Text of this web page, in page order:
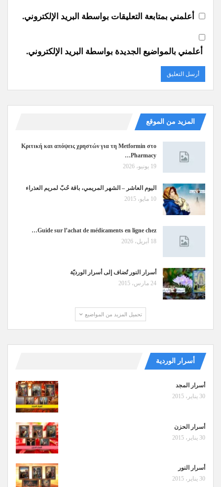
أعلمني بمتابعة التعليقات بواسطة البريد الإلكتروني.
أعلمني بالمواضيع الجديدة بواسطة البريد الإلكتروني.
المزيد من الموقع
Κριτική και απόψεις χρηστών για τη Metformin στο
Pharmacy…
19 يونيو، 2026
اليوم العاشر – الشهر المريمي، باقة حُبّ لمريم العذراء
10 مايو، 2015
Guide sur l’achat de médicaments en ligne chez…
18 أبريل، 2026
أسرار النور تُضاف إلى أسرار الورديّة
24 مارس، 2015
تحميل المزيد من المواضيع
أسرار الوردية
أسرار المجد
30 يناير، 2015
أسرار الحزن
30 يناير، 2015
أسرار النور
30 يناير، 2015